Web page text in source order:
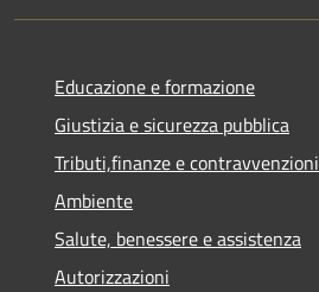
Educazione e formazione
Giustizia e sicurezza pubblica
Tributi,finanze e contravvenzioni
Ambiente
Salute, benessere e assistenza
Autorizzazioni